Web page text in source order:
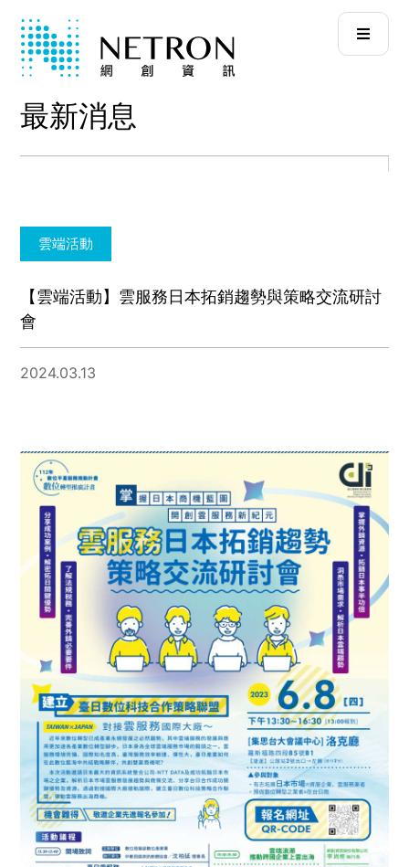
最新消息
雲端活動
【雲端活動】雲服務日本拓銷趨勢與策略交流研討
會
2024.03.13